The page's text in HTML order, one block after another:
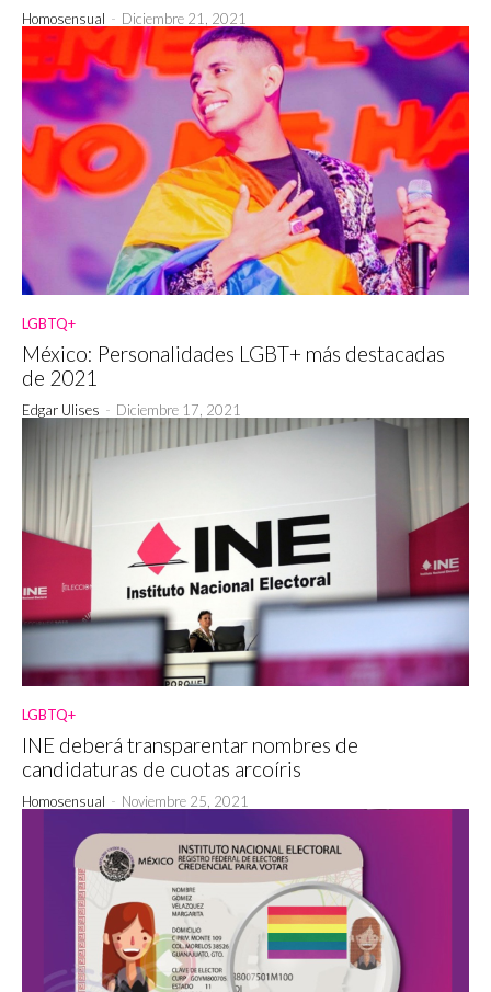
Homosensual - Diciembre 21, 2021
LGBTQ+
México: Personalidades LGBT+ más destacadas
de 2021
Edgar Ulises - Diciembre 17, 2021
LGBTQ+
INE deberá transparentar nombres de
candidaturas de cuotas arcoíris
Homosensual - Noviembre 25, 2021